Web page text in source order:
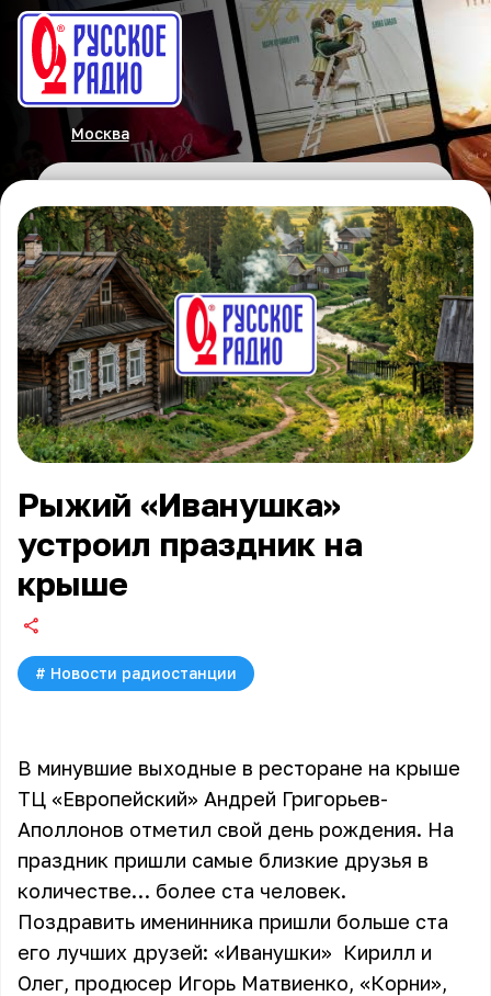
Москва
Рыжий «Иванушка»
устроил праздник на
крыше
# Новости радиостанции
В минувшие выходные в ресторане на крыше
ТЦ «Европейский» Андрей Григорьев-
Аполлонов отметил свой день рождения. На
праздник пришли самые близкие друзья в
количестве… более ста человек.
Поздравить именинника пришли больше ста
его лучших друзей: «Иванушки» Кирилл и
Олег, продюсер Игорь Матвиенко, «Корни»,